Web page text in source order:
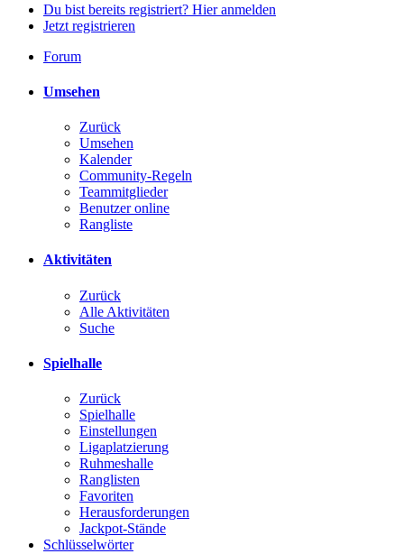
Du bist bereits registriert? Hier anmelden
Jetzt registrieren
Forum
Umsehen
Zurück
Umsehen
Kalender
Community-Regeln
Teammitglieder
Benutzer online
Rangliste
Aktivitäten
Zurück
Alle Aktivitäten
Suche
Spielhalle
Zurück
Spielhalle
Einstellungen
Ligaplatzierung
Ruhmeshalle
Ranglisten
Favoriten
Herausforderungen
Jackpot-Stände
Schlüsselwörter